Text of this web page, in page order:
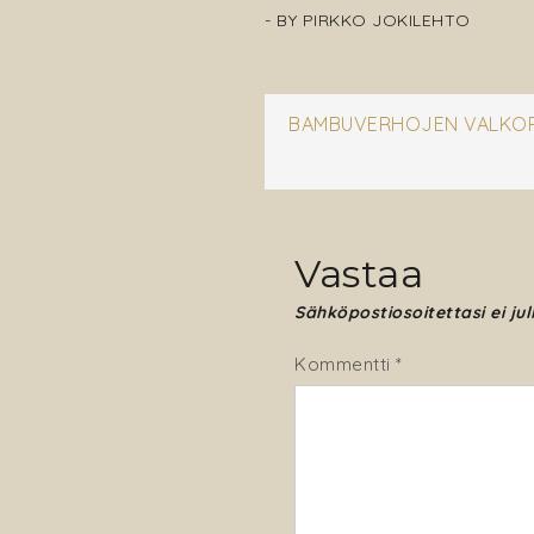
- BY PIRKKO JOKILEHTO
selaus
BAMBUVERHOJEN
Vastaa
Sähköpostiosoitettasi ei
Kommentti *